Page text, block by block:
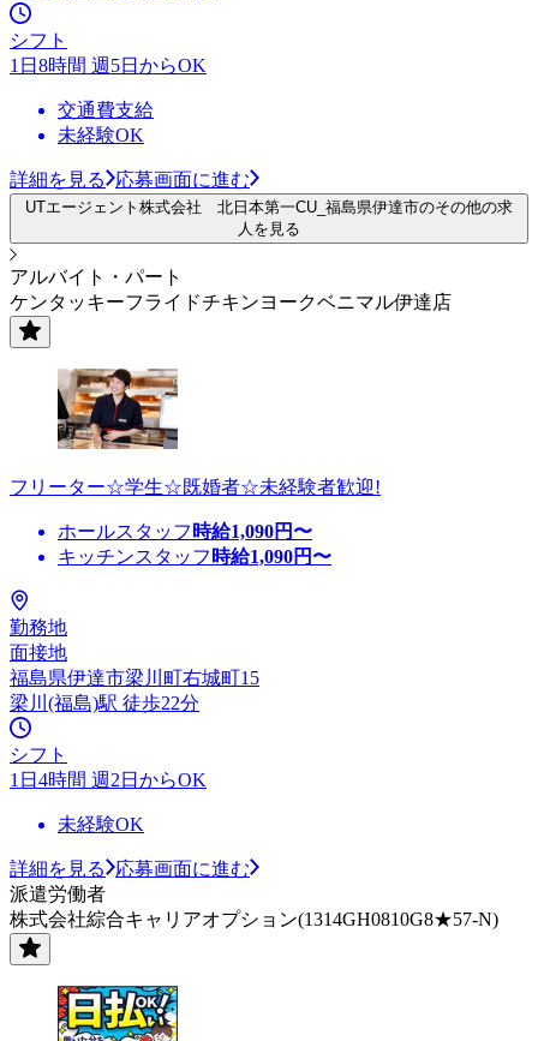
シフト
1日8時間 週5日からOK
交通費支給
未経験OK
詳細を見る 応募画面に進む
UTエージェント株式会社 北日本第一CU_福島県伊達市のその他の求
人を見る
アルバイト・パート
ケンタッキーフライドチキンヨークベニマル伊達店
フリーター☆学生☆既婚者☆未経験者歓迎!
ホールスタッフ 時給1,090円〜
キッチンスタッフ 時給1,090円〜
勤務地
面接地
福島県伊達市梁川町右城町15
梁川(福島)駅 徒歩22分
シフト
1日4時間 週2日からOK
未経験OK
詳細を見る
応募画面に進む
派遣労働者
株式会社綜合キャリアオプション(1314GH0810G8★57-N)